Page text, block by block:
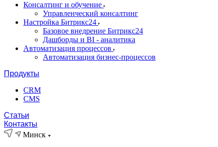
Консалтинг и обучение
Управленческий консалтинг
Настройка Битрикс24
Базовое внедрение Битрикс24
Дашборды и BI - аналитика
Автоматизация процессов
Автоматизация бизнес-процессов
Продукты
CRM
CMS
Статьи
Контакты
Минск